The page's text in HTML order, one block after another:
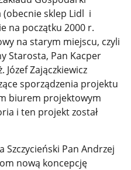
(obecnie sklep Lidl i
na początku 2000 r.
na starym miejscu, czyli
Starosta, Pan Kacper
Zajączkiewicz
sporządzenia projektu
biurem projektowym
i ten projekt został
Szczycieński Pan Andrzej
nową koncepcję